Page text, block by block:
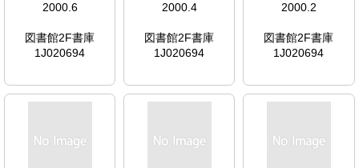
2000.6
図書館2F書庫
1J020694
2000.4
図書館2F書庫
1J020694
2000.2
図書館2F書庫
1J020694